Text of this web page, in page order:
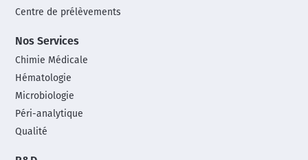
Centre de prélèvements
Nos Services
Chimie Médicale
Hématologie
Microbiologie
Péri-analytique
Qualité